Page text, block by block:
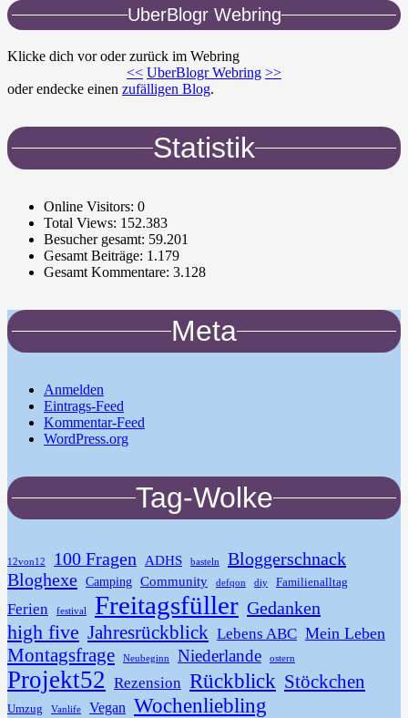
UberBlogr Webring
Klicke dich vor oder zurück im Webring
<< UberBlogr Webring >>
oder endecke einen zufälligen Blog.
Statistik
Online Visitors: 0
Total Views: 152.383
Besucher gesamt: 59.201
Gesamt Beiträge: 1.179
Gesamt Kommentare: 3.128
Meta
Anmelden
Eintrags-Feed
Kommentar-Feed
WordPress.org
Tag-Wolke
12von12 100 Fragen ADHS basteln
Bloggerschnack
Bloghexe Camping Community defqon diy Familienalltag
Ferien festival Freitagsfüller Gedanken
high five Jahresrückblick Lebens ABC Mein Leben
Montagsfrage Neubeginn Niederlande ostern
Projekt52 Rezension Rückblick Stöckchen
Umzug Vanlife Vegan Wochenliebling